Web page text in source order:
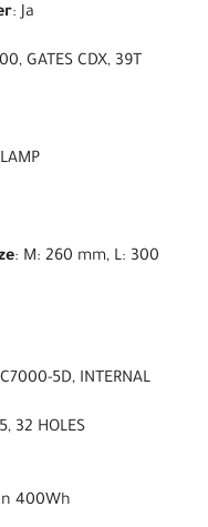
: Ja
GATES CDX, 39T
: M: 260 mm, L: 300
5D, INTERNAL
32 HOLES
400Wh